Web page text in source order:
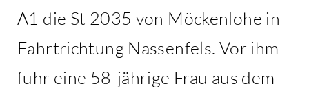
A1 die St 2035 von Möckenlohe in
Fahrtrichtung Nassenfels. Vor ihm
fuhr eine 58-jährige Frau aus dem